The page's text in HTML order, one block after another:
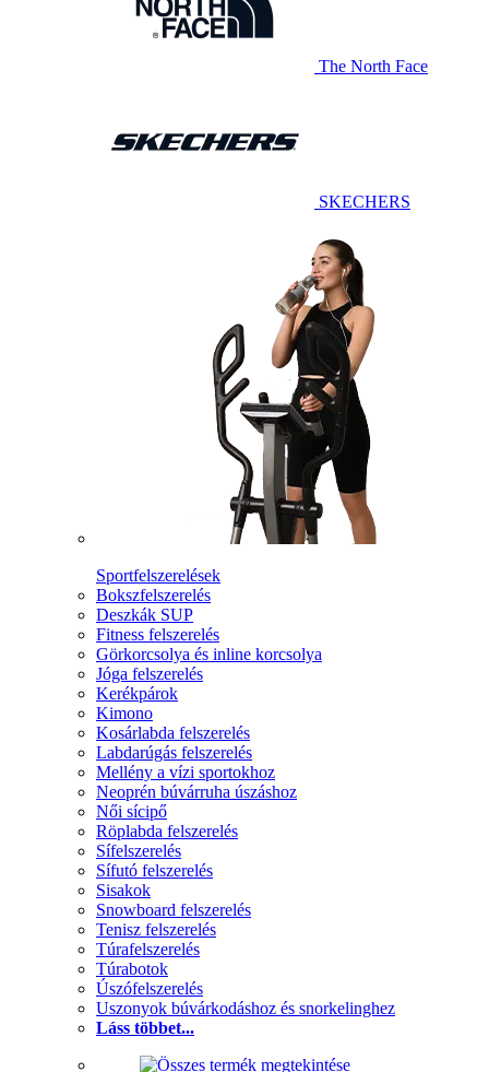
The North Face
SKECHERS
Sportfelszerelések
Bokszfelszerelés
Deszkák SUP
Fitness felszerelés
Görkorcsolya és inline korcsolya
Jóga felszerelés
Kerékpárok
Kimono
Kosárlabda felszerelés
Labdarúgás felszerelés
Mellény a vízi sportokhoz
Neoprén búvárruha úszáshoz
Női sícipő
Röplabda felszerelés
Sífelszerelés
Sífutó felszerelés
Sisakok
Snowboard felszerelés
Tenisz felszerelés
Túrafelszerelés
Túrabotok
Úszófelszerelés
Uszonyok búvárkodáshoz és snorkelinghez
Láss többet...